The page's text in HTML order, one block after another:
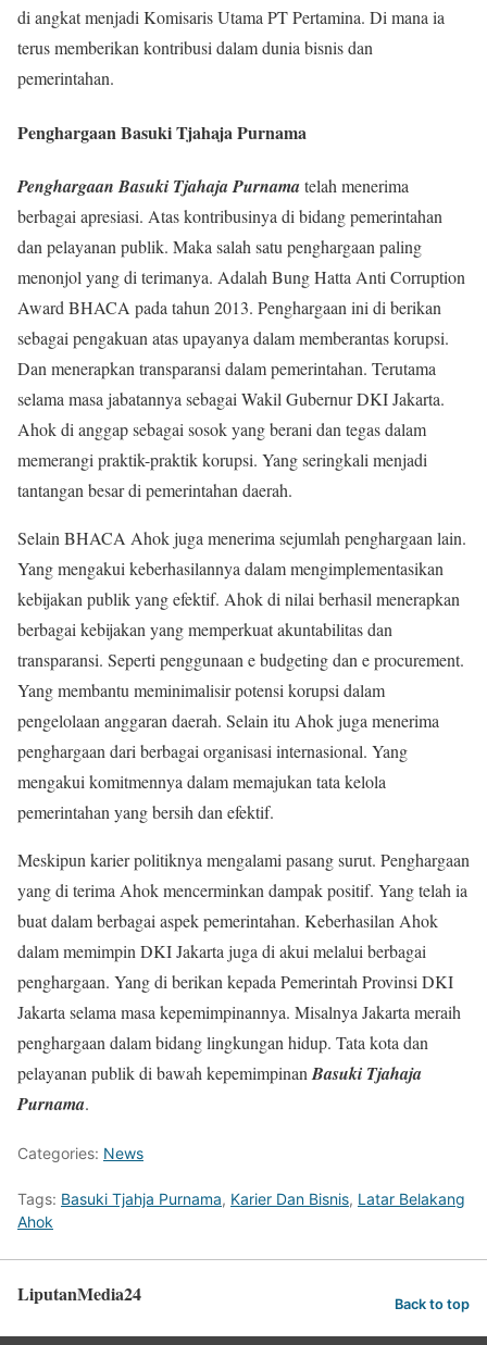
di angkat menjadi Komisaris Utama PT Pertamina. Di mana ia
terus memberikan kontribusi dalam dunia bisnis dan
pemerintahan.
Penghargaan Basuki Tjahaja Purnama
Penghargaan Basuki Tjahaja Purnamatelah menerima
berbagai apresiasi. Atas kontribusinya di bidang pemerintahan
dan pelayanan publik. Maka salah satu penghargaan paling
menonjol yang di terimanya. Adalah Bung Hatta Anti Corruption
Award BHACA pada tahun 2013. Penghargaan ini di berikan
sebagai pengakuan atas upayanya dalam memberantas korupsi.
Dan menerapkan transparansi dalam pemerintahan. Terutama
selama masa jabatannya sebagai Wakil Gubernur DKI Jakarta.
Ahok di anggap sebagai sosok yang berani dan tegas dalam
memerangi praktik-praktik korupsi. Yang seringkali menjadi
tantangan besar di pemerintahan daerah.
Selain BHACA Ahok juga menerima sejumlah penghargaan lain.
Yang mengakui keberhasilannya dalam mengimplementasikan
kebijakan publik yang efektif. Ahok di nilai berhasil menerapkan
berbagai kebijakan yang memperkuat akuntabilitas dan
transparansi. Seperti penggunaan e budgeting dan e procurement.
Yang membantu meminimalisir potensi korupsi dalam
pengelolaan anggaran daerah. Selain itu Ahok juga menerima
penghargaan dari berbagai organisasi internasional. Yang
mengakui komitmennya dalam memajukan tata kelola
pemerintahan yang bersih dan efektif.
Meskipun karier politiknya mengalami pasang surut. Penghargaan
yang di terima Ahok mencerminkan dampak positif. Yang telah ia
buat dalam berbagai aspek pemerintahan. Keberhasilan Ahok
dalam memimpin DKI Jakarta juga di akui melalui berbagai
penghargaan. Yang di berikan kepada Pemerintah Provinsi DKI
Jakarta selama masa kepemimpinannya. Misalnya Jakarta meraih
penghargaan dalam bidang lingkungan hidup. Tata kota dan
pelayanan publik di bawah kepemimpinan Basuki Tjahaja
Purnama.
Categories: News
Tags: Basuki Tjahja Purnama, Karier Dan Bisnis, Latar Belakang
Ahok
LiputanMedia24 Back to top